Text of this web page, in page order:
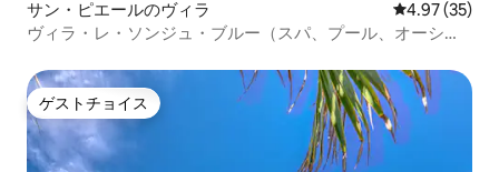
サン・ピエールのヴィラ レビュー35
4.97 (35)
ヴィラ・レ・ソンジュ・ブルー（スパ、プール、オーシャ
ゲストチョイス
ゲストチョイス